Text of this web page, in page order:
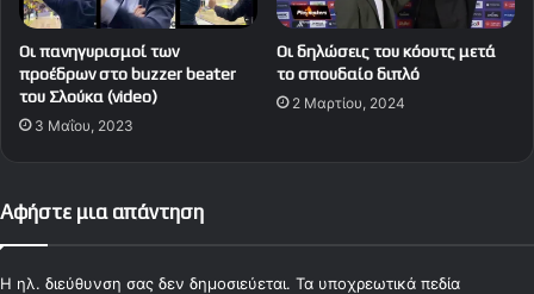
Οι πανηγυρισμοί των
προέδρων στο buzzer beater
του Σλούκα (video)
3 Μαΐου, 2023
Οι δηλώσεις του κόουτς μετά
το σπουδαίο διπλό
2 Μαρτίου, 2024
Αφήστε μια απάντηση
Η ηλ. διεύθυνση σας δεν δημοσιεύεται. Τα υποχρεωτικά πεδία